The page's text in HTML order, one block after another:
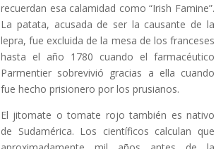
recuerdan esa calamidad como “Irish Famine”.
La patata, acusada de ser la causante de la
lepra, fue excluida de la mesa de los franceses
hasta el año 1780 cuando el farmacéutico
Parmentier sobrevivió gracias a ella cuando
fue hecho prisionero por los prusianos.
El jitomate o tomate rojo también es nativo
de Sudamérica. Los científicos calculan que